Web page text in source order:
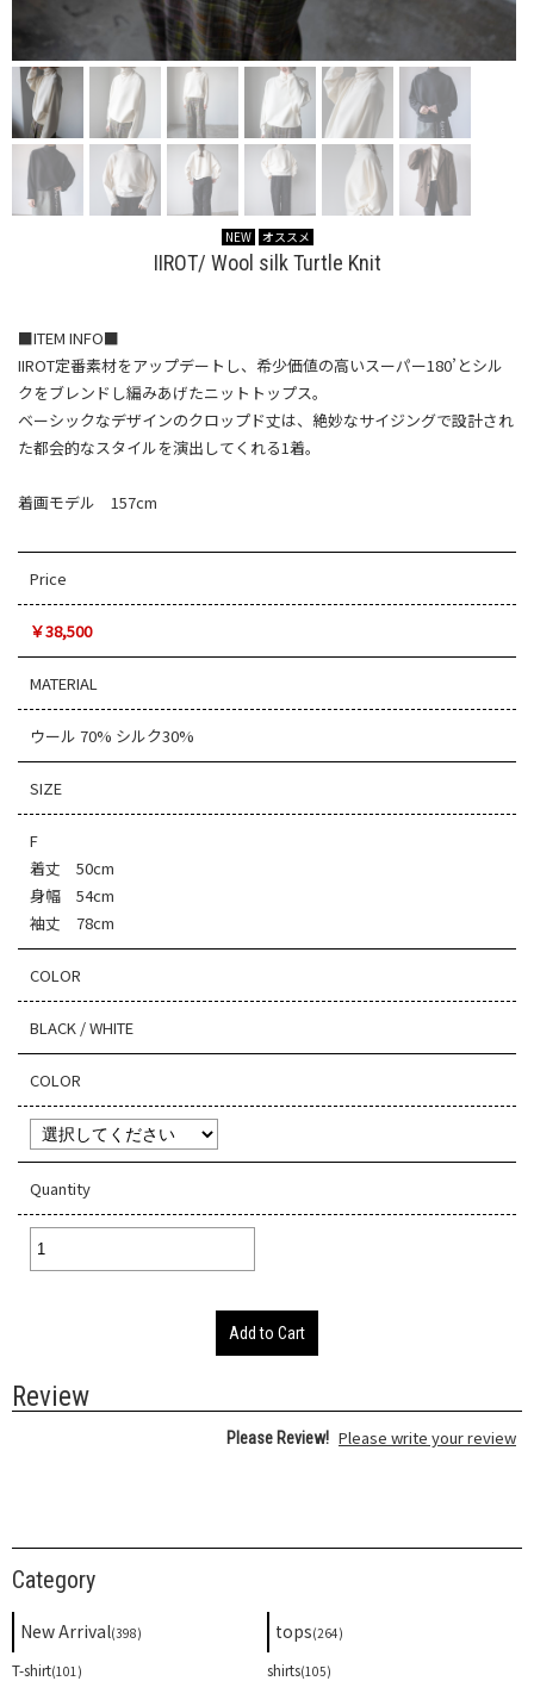
NEW オススメ
IIROT/ Wool silk Turtle Knit
■ITEM INFO■
IIROT定番素材をアップデートし、希少価値の高いスーパー180’とシル
クをブレンドし編みあげたニットトップス。
ベーシックなデザインのクロップド丈は、絶妙なサイジングで設計され
た都会的なスタイルを演出してくれる1着。
着画モデル 157cm
Price
￥38,500
MATERIAL
ウール 70% シルク30%
SIZE
F
着丈 50cm
身幅 54cm
袖丈 78cm
COLOR
BLACK / WHITE
COLOR
Quantity
Add to Cart
Review
Please Review! Please write your review
Category
New Arrival(398) tops(264)
T-shirt(101) shirts(105)